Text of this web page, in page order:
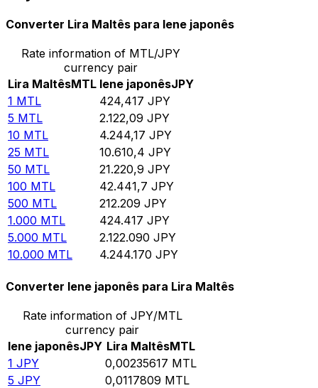
Converter Lira Maltês para Iene japonês
Rate information of MTL/JPY
currency pair
Lira MaltêsMTL Iene japonêsJPY
1 MTL 424,417 JPY
5 MTL 2.122,09 JPY
10 MTL 4.244,17 JPY
25 MTL 10.610,4 JPY
50 MTL 21.220,9 JPY
100 MTL 42.441,7 JPY
500 MTL 212.209 JPY
1.000 MTL 424.417 JPY
5.000 MTL 2.122.090 JPY
10.000 MTL 4.244.170 JPY
Converter Iene japonês para Lira Maltês
Rate information of JPY/MTL
currency pair
Iene japonêsJPY Lira MaltêsMTL
1 JPY 0,00235617 MTL
5 JPY 0,0117809 MTL